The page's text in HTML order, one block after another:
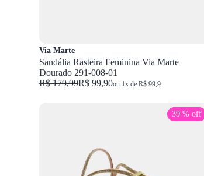
Via Marte
Sandália Rasteira Feminina Via Marte
Dourado 291-008-01
R$ 179,99R$ 99,90ou 1x de R$ 99,9
39 % off